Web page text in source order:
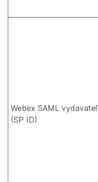
Webex SAML vydavateľ
(SP ID)